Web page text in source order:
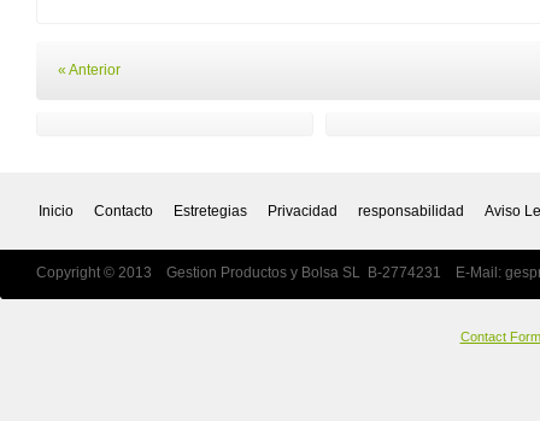
« Anterior
Inicio Contacto Estretegias Privacidad responsabilidad Aviso
Copyright © 2013 Gestion Productos y Bolsa SL B-2774231 E-Mail:
Contact Form